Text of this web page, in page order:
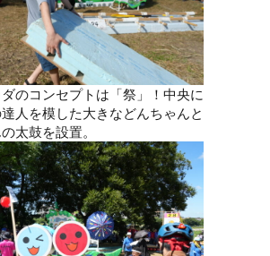
のコンセプトは「祭」！中央に
人を模した大きなどんちゃんと
太鼓を設置。